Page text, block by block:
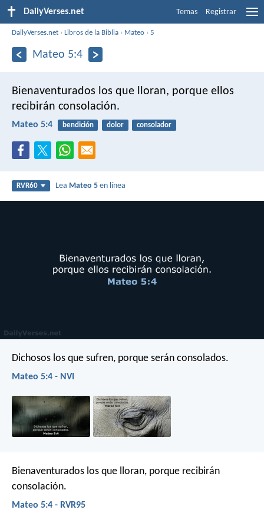
DailyVerses.net Temas Registrar
DailyVerses.net ›Libros de la Biblia › Mateo ›5
Mateo 5:4
Bienaventurados los que lloran, porque ellos
recibirán consolación.
Mateo 5:4 bendición dolor consolador
RVR60 Lea Mateo 5 en línea
Dichosos los que sufren, porque serán consolados.
Mateo 5:4 - NVI
Bienaventurados los que lloran, porque recibirán
consolación.
Mateo 5:4 - RVR95